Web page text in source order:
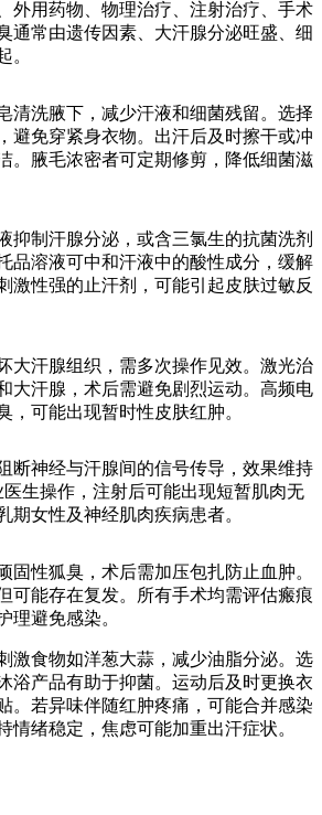
外用药物、物理治疗、注射治疗、手术
通常由遗传因素、大汗腺分泌旺盛、细
。
清洗腋下，减少汗液和细菌残留。选择
避免穿紧身衣物。出汗后及时擦干或冲
。腋毛浓密者可定期修剪，降低细菌滋
抑制汗腺分泌，或含三氯生的抗菌洗剂
品溶液可中和汗液中的酸性成分，缓解
激性强的止汗剂，可能引起皮肤过敏反
大汗腺组织，需多次操作见效。激光治
大汗腺，术后需避免剧烈运动。高频电
，可能出现暂时性皮肤红肿。
断神经与汗腺间的信号传导，效果维持
生操作，注射后可能出现短暂肌肉无
期女性及神经肌肉疾病患者。
固性狐臭，术后需加压包扎防止血肿。
可能存在复发。所有手术均需评估瘢痕
理避免感染。
激食物如洋葱大蒜，减少油脂分泌。选
浴产品有助于抑菌。运动后及时更换衣
。若异味伴随红肿疼痛，可能合并感染
情绪稳定，焦虑可能加重出汗症状。